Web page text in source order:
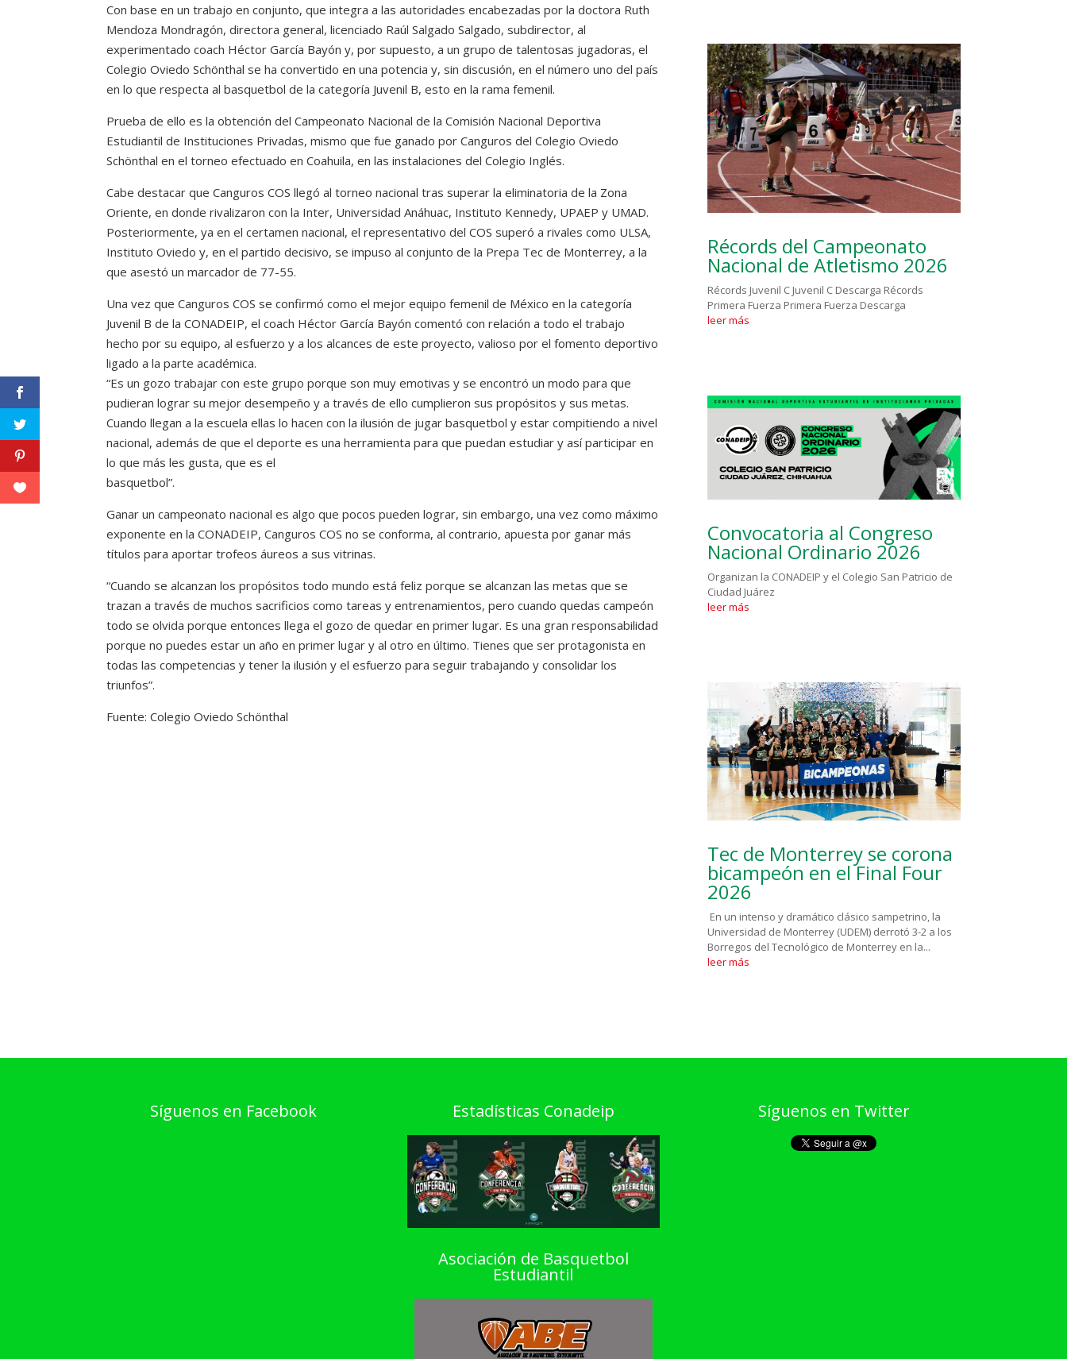
Con base en un trabajo en conjunto, que integra a las autoridades encabezadas por la doctora Ruth
Mendoza Mondragón, directora general, licenciado Raúl Salgado Salgado, subdirector, al
experimentado coach Héctor García Bayón y, por supuesto, a un grupo de talentosas jugadoras, el
Colegio Oviedo Schönthal se ha convertido en una potencia y, sin discusión, en el número uno del país
en lo que respecta al basquetbol de la categoría Juvenil B, esto en la rama femenil.
Prueba de ello es la obtención del Campeonato Nacional de la Comisión Nacional Deportiva
Estudiantil de Instituciones Privadas, mismo que fue ganado por Canguros del Colegio Oviedo
Schönthal en el torneo efectuado en Coahuila, en las instalaciones del Colegio Inglés.
Cabe destacar que Canguros COS llegó al torneo nacional tras superar la eliminatoria de la Zona
Oriente, en donde rivalizaron con la Inter, Universidad Anáhuac, Instituto Kennedy, UPAEP y UMAD.
Posteriormente, ya en el certamen nacional, el representativo del COS superó a rivales como ULSA,
Instituto Oviedo y, en el partido decisivo, se impuso al conjunto de la Prepa Tec de Monterrey, a la
que asestó un marcador de 77-55.
Una vez que Canguros COS se confirmó como el mejor equipo femenil de México en la categoría
Juvenil B de la CONADEIP, el coach Héctor García Bayón comentó con relación a todo el trabajo
hecho por su equipo, al esfuerzo y a los alcances de este proyecto, valioso por el fomento deportivo
ligado a la parte académica.
“Es un gozo trabajar con este grupo porque son muy emotivas y se encontró un modo para que
pudieran lograr su mejor desempeño y a través de ello cumplieron sus propósitos y sus metas.
Cuando llegan a la escuela ellas lo hacen con la ilusión de jugar basquetbol y estar compitiendo a nivel
nacional, además de que el deporte es una herramienta para que puedan estudiar y así participar en
lo que más les gusta, que es el
basquetbol”.
Ganar un campeonato nacional es algo que pocos pueden lograr, sin embargo, una vez como máximo
exponente en la CONADEIP, Canguros COS no se conforma, al contrario, apuesta por ganar más
títulos para aportar trofeos áureos a sus vitrinas.
“Cuando se alcanzan los propósitos todo mundo está feliz porque se alcanzan las metas que se
trazan a través de muchos sacrificios como tareas y entrenamientos, pero cuando quedas campeón
todo se olvida porque entonces llega el gozo de quedar en primer lugar. Es una gran responsabilidad
porque no puedes estar un año en primer lugar y al otro en último. Tienes que ser protagonista en
todas las competencias y tener la ilusión y el esfuerzo para seguir trabajando y consolidar los
triunfos”.
Fuente: Colegio Oviedo Schönthal
Récords del Campeonato
Nacional de Atletismo 2026
Récords Juvenil C Juvenil C Descarga Récords
Primera Fuerza Primera Fuerza Descarga
leer más
Convocatoria al Congreso
Nacional Ordinario 2026
Organizan la CONADEIP y el Colegio San Patricio de
Ciudad Juárez
leer más
Tec de Monterrey se corona
bicampeón en el Final Four
2026
En un intenso y dramático clásico sampetrino, la
Universidad de Monterrey (UDEM) derrotó 3-2 a los
Borregos del Tecnológico de Monterrey en la...
leer más
Síguenos en Facebook Estadísticas Conadeip
Asociación de Basquetbol
Estudiantil
Síguenos en Twitter